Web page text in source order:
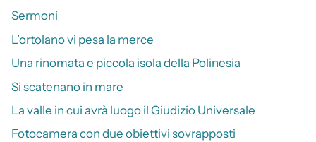
Sermoni
L’ortolano vi pesa la merce
Una rinomata e piccola isola della Polinesia
Si scatenano in mare
La valle in cui avrà luogo il Giudizio Universale
Fotocamera con due obiettivi sovrapposti